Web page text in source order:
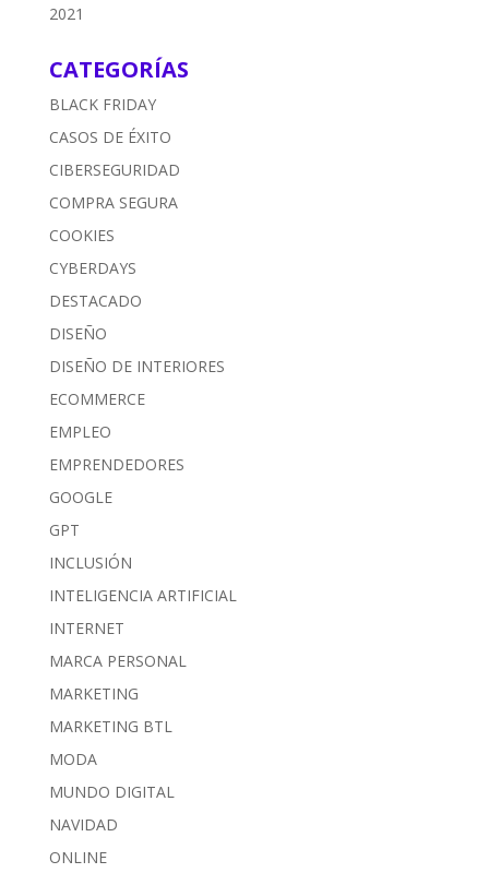
2021
CATEGORÍAS
BLACK FRIDAY
CASOS DE ÉXITO
CIBERSEGURIDAD
COMPRA SEGURA
COOKIES
CYBERDAYS
DESTACADO
DISEÑO
DISEÑO DE INTERIORES
ECOMMERCE
EMPLEO
EMPRENDEDORES
GOOGLE
GPT
INCLUSIÓN
INTELIGENCIA ARTIFICIAL
INTERNET
MARCA PERSONAL
MARKETING
MARKETING BTL
MODA
MUNDO DIGITAL
NAVIDAD
ONLINE